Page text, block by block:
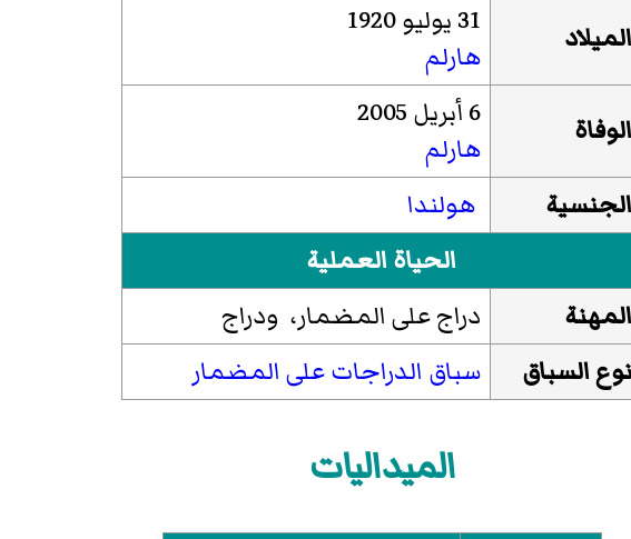
الميلاد
31 يوليو 1920
هارلم
الوفاة
6 أبريل 2005
هارلم
الجنسية
هولندا
الحياة العملية
المهنة
دراج على المضمار، ودراج
نوع السباق
سباق الدراجات على المضمار
الميداليات